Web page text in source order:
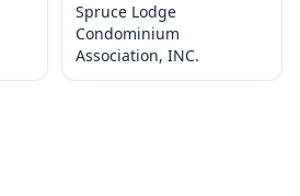
Spruce Lodge
Condominium
Association, INC.